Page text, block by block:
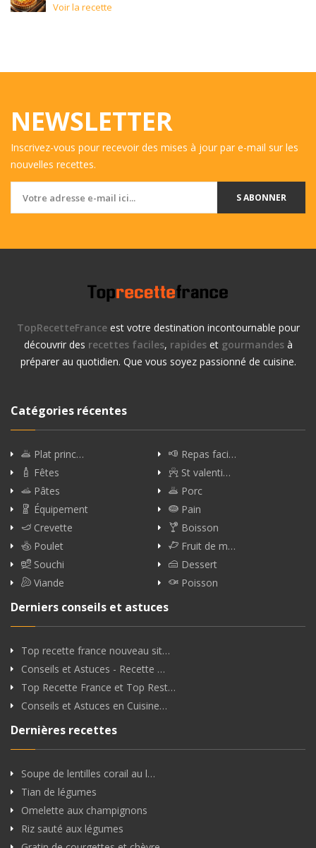
Voir la recette
NEWSLETTER
Inscrivez-vous pour recevoir des mises à jour par e-mail sur les
nouvelles recettes.
S ABONNER
TopRecetteFranceest votre destination incontournable pour
découvrir des recettes faciles, rapideset gourmandesà
préparer au quotidien. Que vous soyez passionné de cuisine.
Catégories récentes
Plat princ…
Repas faci…
Fêtes
St valenti…
Pâtes
Porc
Équipement
Pain
Crevette
Boisson
Poulet
Fruit de m…
Souchi
Dessert
Viande
Poisson
Derniers conseils et astuces
Top recette france nouveau sit…
Conseils et Astuces - Recette …
Top Recette France et Top Rest…
Conseils et Astuces en Cuisine…
Dernières recettes
Soupe de lentilles corail au l…
Tian de légumes
Omelette aux champignons
Riz sauté aux légumes